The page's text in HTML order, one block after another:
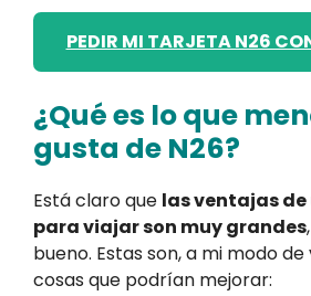
PEDIR MI TARJETA N26
¿Qué es lo que
gusta de N26?
Está claro que las ventajas
para viajar son muy grandes
bueno. Estas son, a mi modo de
cosas que podrían mejorar: